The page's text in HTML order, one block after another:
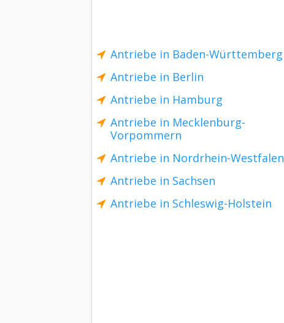
Antriebe in Baden-Württemberg
Antriebe in Berlin
Antriebe in Hamburg
Antriebe in Mecklenburg-
Vorpommern
Antriebe in Nordrhein-Westfalen
Antriebe in Sachsen
Antriebe in Schleswig-Holstein